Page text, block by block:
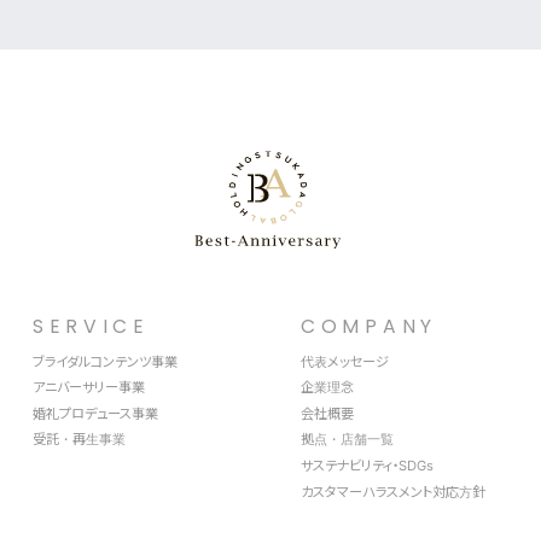
SERVICE
ブライダルコンテンツ事業
アニバーサリー事業
婚礼プロデュース事業
受託・再生事業
COMPANY
代表メッセージ
企業理念
会社概要
拠点・店舗一覧
サステナビリティ・SDGs
カスタマーハラスメント対応方針